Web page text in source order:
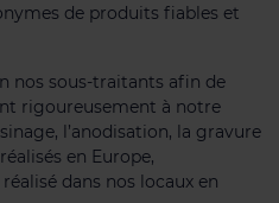
de produits fiables et
nos sous-traitants afin de
rigoureusement à notre
l’anodisation, la gravure
en Europe,
dans nos locaux en